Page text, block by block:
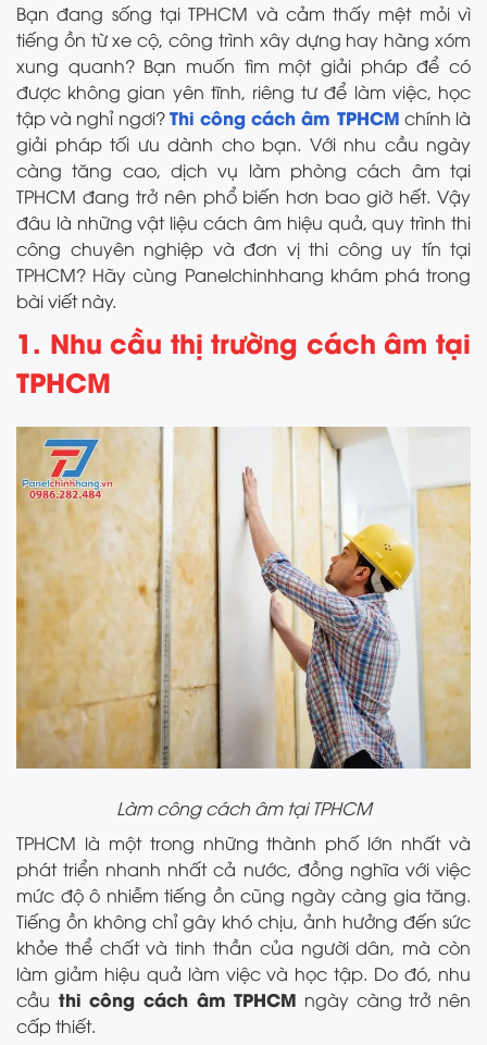
Bạn đang sống tại TPHCM và cảm thấy mệt mỏi vì
tiếng ồn từ xe cộ, công trình xây dựng hay hàng xóm
xung quanh? Bạn muốn tìm một giải pháp để có
được không gian yên tĩnh, riêng tư để làm việc, học
tập và nghỉ ngơi?Thi công cách âm TPHCM chính là
giải pháp tối ưu dành cho bạn. Với nhu cầu ngày
càng tăng cao, dịch vụ làm phòng cách âm tại
TPHCM đang trở nên phổ biến hơn bao giờ hết. Vậy
đâu là những vật liệu cách âm hiệu quả, quy trình thi
công chuyên nghiệp và đơn vị thi công uy tín tại
TPHCM? Hãy cùng Panelchinhhang khám phá trong
bài viết này.
1. Nhu cầu thị trường cách âm tại
TPHCM
Làm công cách âm tại TPHCM
TPHCM là một trong những thành phố lớn nhất và
phát triển nhanh nhất cả nước, đồng nghĩa với việc
mức độ ô nhiễm tiếng ồn cũng ngày càng gia tăng.
Tiếng ồn không chỉ gây khó chịu, ảnh hưởng đến sức
khỏe thể chất và tinh thần của người dân, mà còn
làm giảm hiệu quả làm việc và học tập. Do đó, nhu
cầu thi công cách âm TPHCM ngày càng trở nên
cấp thiết.